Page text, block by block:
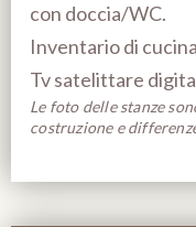
con doccia/WC.
Inventario di
Tv satelittare
Le foto delle stanze
costruzione e